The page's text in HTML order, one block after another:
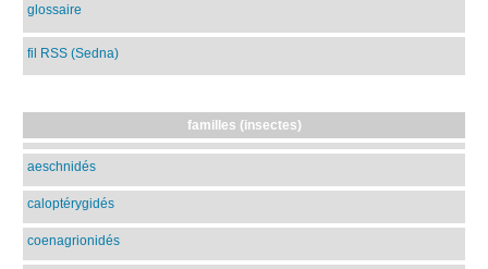
glossaire
fil RSS (Sedna)
familles (insectes)
aeschnidés
caloptérygidés
coenagrionidés